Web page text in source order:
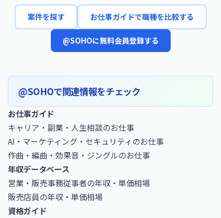
案件を探す お仕事ガイドで職種を比較する
@SOHOに無料会員登録する
@SOHOで関連情報をチェック
お仕事ガイド
キャリア・副業・人生相談のお仕事
AI・マーケティング・セキュリティのお仕事
作曲・編曲・効果音・ジングルのお仕事
年収データベース
営業・販売事務従事者の年収・単価相場
販売店員の年収・単価相場
資格ガイド